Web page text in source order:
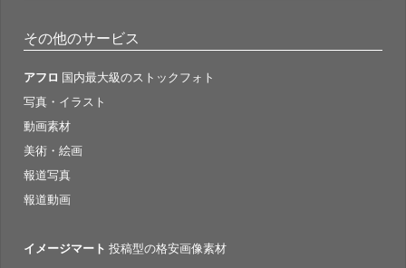
その他のサービス
アフロ 国内最大級のストックフォト
写真・イラスト
動画素材
美術・絵画
報道写真
報道動画
イメージマート 投稿型の格安画像素材